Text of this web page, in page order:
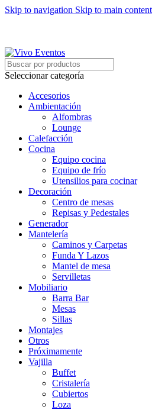
Skip to navigation Skip to main content
Seleccionar categoría
Accesorios
Ambientación
Alfombras
Lounge
Calefacción
Cocina
Equipo cocina
Equipo de frío
Utensilios para cocinar
Decoración
Centro de mesas
Repisas y Pedestales
Generador
Mantelería
Caminos y Carpetas
Funda Y Lazos
Mantel de mesa
Servilletas
Mobiliario
Barra Bar
Mesas
Sillas
Montajes
Otros
Próximamente
Vajilla
Buffet
Cristalería
Cubiertos
Loza